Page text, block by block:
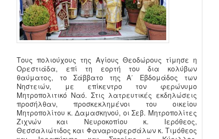
Τους πολιούχους της Αγίους Θεοδώρους τίμησε η
Ορεστιάδα, επί τη εορτή του δια κολύβων
θαύματος, το Σάββατο της Α΄ Εβδομάδος των
Νηστειών, με επίκεντρο τον φερώνυμο
Μητροπολιτικό Ναό. Στις λατρευτικές εκδηλώσεις
προσήλθαν, προσκεκλημένοι του οικείου
Μητροπολίτου κ. Δαμασκηνού, οι Σεβ. Μητροπολίτες
Ζιχνών και Νευροκοπίου κ. Ιερόθεος,
Θεσσαλιώτιδος και Φαναριοφερσάλων κ. Τιμόθεος